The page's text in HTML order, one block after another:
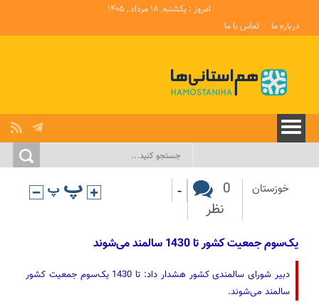
امروز : یکشنبه, ۱۸ مرداد , ۱۴۰۵
درباره ما
تماس با ما
خوزستان
0
نظر
-
یک‌سوم جمعیت کشور تا 1430 سالمند می‌شوند
دبیر شورای سالمندی کشور هشدار داد: تا 1430 یک‌سوم جمعیت کشور
سالمند می‌شوند.